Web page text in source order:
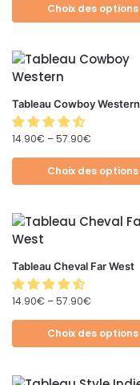
Choix des options
Tableau Cowboy Western
14.90€ –57.90€
Choix des options
Tableau Cheval Far West
14.90€ –57.90€
Choix des options